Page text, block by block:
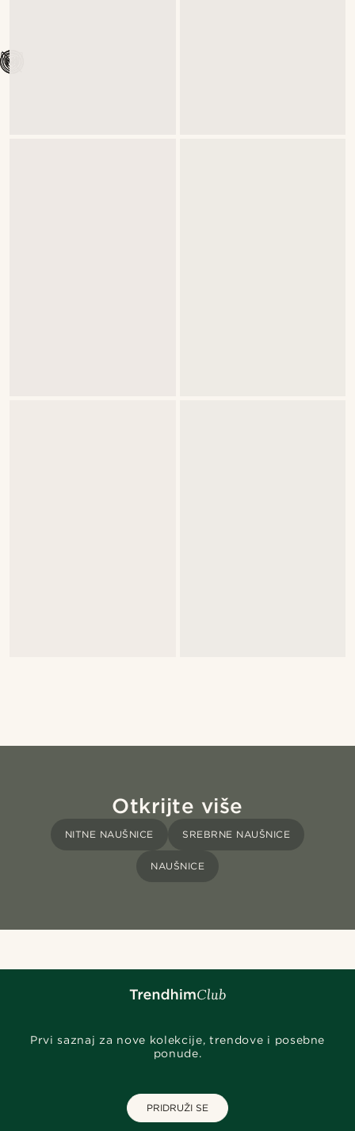
Otkrijte više
NITNE NAUŠNICE SREBRNE NAUŠNICE
NAUŠNICE
Prvi saznaj za nove kolekcije, trendove i posebne
ponude.
PRIDRUŽI SE